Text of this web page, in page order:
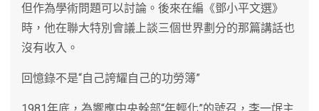
但作為學術問題可以討論。後來在編《鄧小平文選》
時，他在聯大特別會議上談三個世界劃分的那篇講話也
沒有收入。
回憶錄不是“自己誇耀自己的功勞簿”